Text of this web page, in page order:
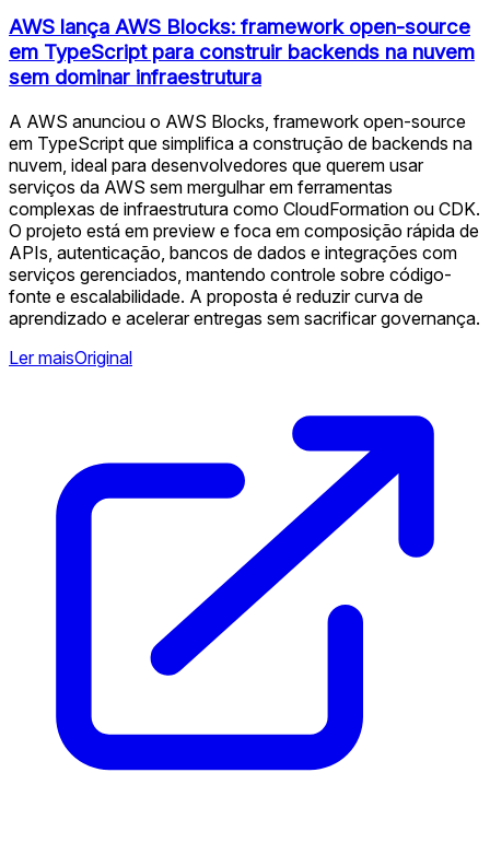
AWS lança AWS Blocks: framework open-source
em TypeScript para construir backends na nuvem
sem dominar infraestrutura
A AWS anunciou o AWS Blocks, framework open-source
em TypeScript que simplifica a construção de backends na
nuvem, ideal para desenvolvedores que querem usar
serviços da AWS sem mergulhar em ferramentas
complexas de infraestrutura como CloudFormation ou CDK.
O projeto está em preview e foca em composição rápida de
APIs, autenticação, bancos de dados e integrações com
serviços gerenciados, mantendo controle sobre código-
fonte e escalabilidade. A proposta é reduzir curva de
aprendizado e acelerar entregas sem sacrificar governança.
Ler maisOriginal